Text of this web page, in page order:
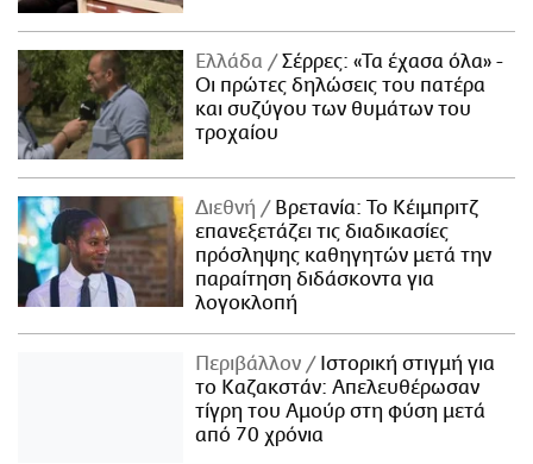
Ελλάδα
Σέρρες: «Τα έχασα όλα» -
Οι πρώτες δηλώσεις του πατέρα
και συζύγου των θυμάτων του
τροχαίου
Διεθνή
Βρετανία: Το Κέιμπριτζ
επανεξετάζει τις διαδικασίες
πρόσληψης καθηγητών μετά την
παραίτηση διδάσκοντα για
λογοκλοπή
Περιβάλλον
Ιστορική στιγμή για
το Καζακστάν: Απελευθέρωσαν
τίγρη του Αμούρ στη φύση μετά
από 70 χρόνια